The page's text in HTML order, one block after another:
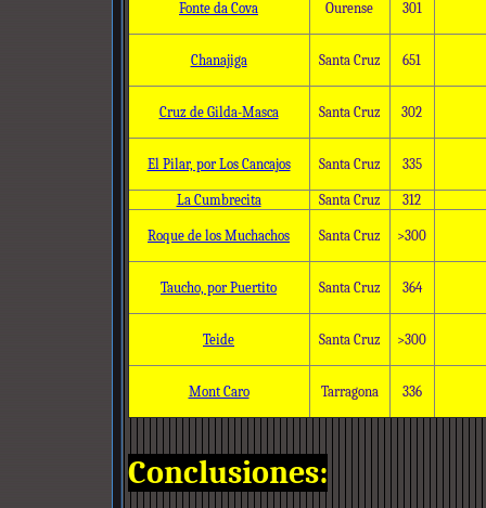
Fonte da Cova Ourense 301
Chanajiga Santa Cruz 651
Cruz de Gilda-Masca Santa Cruz 302
El Pilar, por Los Cancajos Santa Cruz 335
La Cumbrecita Santa Cruz 312
Roque de los Muchachos Santa Cruz >300
Taucho, por Puertito Santa Cruz 364
Teide Santa Cruz >300
Mont Caro Tarragona 336
Conclusiones: